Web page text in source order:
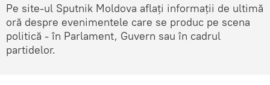
Pe site-ul Sputnik Moldova aflați informații de ultimă
oră despre evenimentele care se produc pe scena
politică - în Parlament, Guvern sau în cadrul
partidelor.